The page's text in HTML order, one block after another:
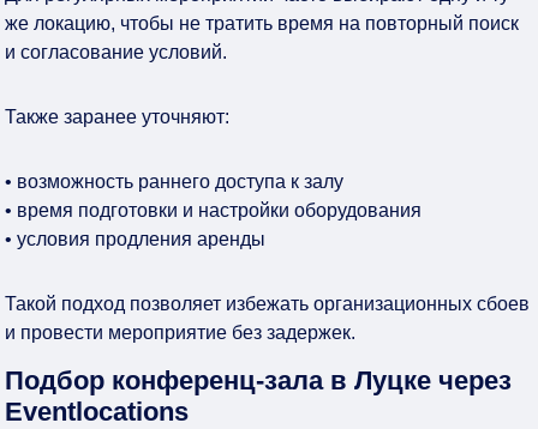
же локацию, чтобы не тратить время на повторный поиск
и согласование условий.
Также заранее уточняют:
• возможность раннего доступа к залу
• время подготовки и настройки оборудования
• условия продления аренды
Такой подход позволяет избежать организационных сбоев
и провести мероприятие без задержек.
Подбор конференц-зала в Луцке через
Eventlocations